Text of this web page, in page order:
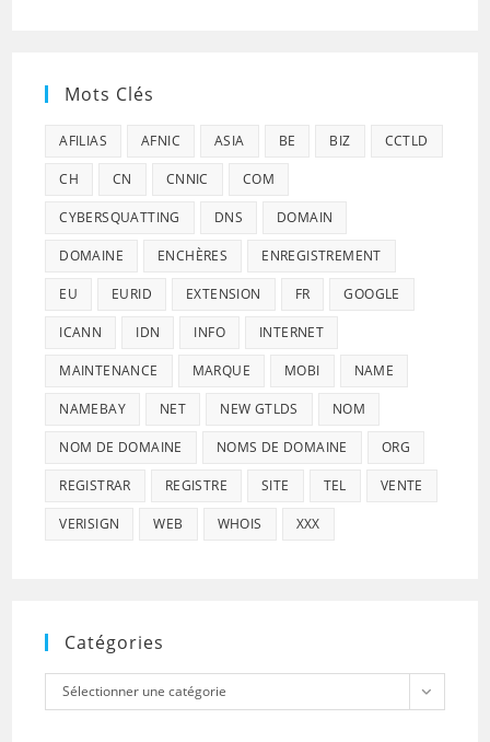
Mots Clés
AFILIAS AFNIC ASIA BE BIZ CCTLD
CH CN CNNIC COM
CYBERSQUATTING DNS DOMAIN
DOMAINE ENCHÈRES ENREGISTREMENT
EU EURID EXTENSION FR GOOGLE
ICANN IDN INFO INTERNET
MAINTENANCE MARQUE MOBI NAME
NAMEBAY NET NEW GTLDS NOM
NOM DE DOMAINE NOMS DE DOMAINE ORG
REGISTRAR REGISTRE SITE TEL VENTE
VERISIGN WEB WHOIS XXX
Catégories
Catégories
Sélectionner une catégorie